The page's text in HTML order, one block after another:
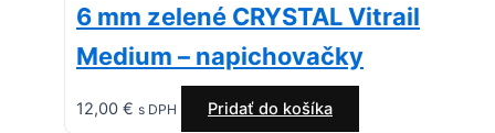
6 mm zelené CRYSTAL Vitrail
Medium – napichovačky
12,00 € s DPH Pridať do košíka